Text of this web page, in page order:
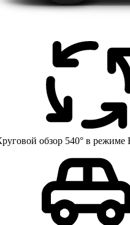
обзор 540° в режиме